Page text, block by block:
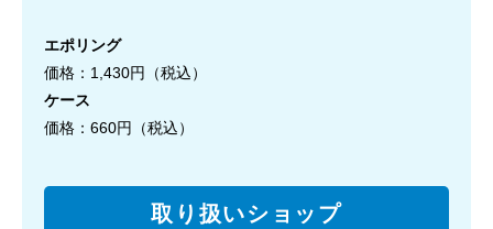
エポリング
価格：1,430円（税込）
ケース
価格：660円（税込）
取り扱いショップ